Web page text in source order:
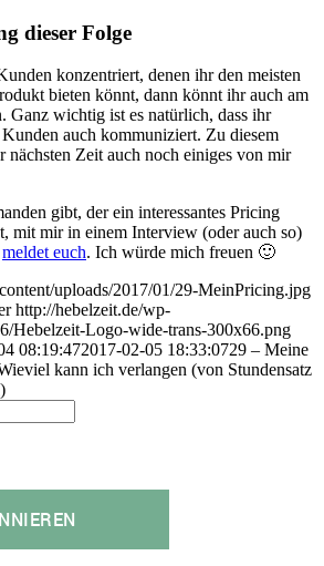
dieser Folge
konzentriert, denen ihr den meisten
bieten könnt, dann könnt ihr auch am
Ganz wichtig ist es natürlich, dass ihr
auch kommuniziert. Zu diesem
nächsten Zeit auch noch einiges von mir
gibt, der ein interessantes Pricing
mit mir in einem Interview (oder auch so)
meldet euch. Ich würde mich freuen 🙂
uploads/2017/01/29-MeinPricing.jpg
http://hebelzeit.de/wp-
Hebelzeit-Logo-wide-trans-300x66.png
08:19:472017-02-05 18:33:0729 – Meine
kann ich verlangen (von Stundensatz